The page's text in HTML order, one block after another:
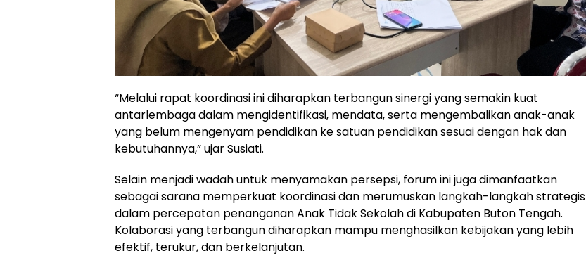
“Melalui rapat koordinasi ini diharapkan terbangun sinergi yang semakin kuat
antarlembaga dalam mengidentifikasi, mendata, serta mengembalikan anak-anak
yang belum mengenyam pendidikan ke satuan pendidikan sesuai dengan hak dan
kebutuhannya,” ujar Susiati.
Selain menjadi wadah untuk menyamakan persepsi, forum ini juga dimanfaatkan
sebagai sarana memperkuat koordinasi dan merumuskan langkah-langkah strategis
dalam percepatan penanganan Anak Tidak Sekolah di Kabupaten Buton Tengah.
Kolaborasi yang terbangun diharapkan mampu menghasilkan kebijakan yang lebih
efektif, terukur, dan berkelanjutan.